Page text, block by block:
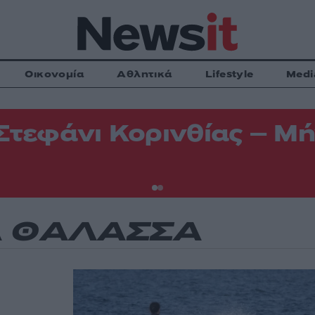
Οικονομία Αθλητικά Lifestyle
Κορινθίας –
ΘΑΛΑΣΣΑ